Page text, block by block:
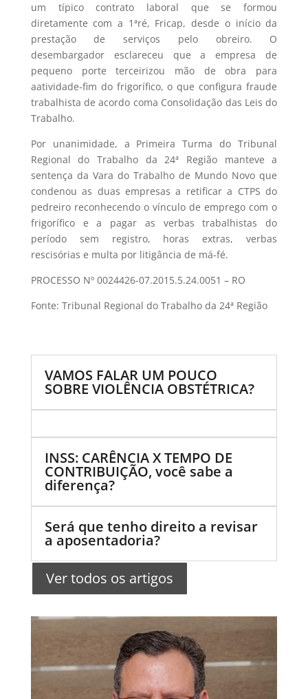
um típico contrato laboral que se formou
diretamente com a 1ªré, Fricap, desde o início da
prestação de serviços pelo obreiro. O
desembargador esclareceu que a empresa de
pequeno porte terceirizou mão de obra para
aatividade-fim do frigorífico, o que configura fraude
trabalhista de acordo coma Consolidação das Leis do
Trabalho.
Por unanimidade, a Primeira Turma do Tribunal
Regional do Trabalho da 24ª Região manteve a
sentença da Vara do Trabalho de Mundo Novo que
condenou as duas empresas a retificar a CTPS do
pedreiro reconhecendo o vínculo de emprego com o
frigorífico e a pagar as verbas trabalhistas do
período sem registro, horas extras, verbas
rescisórias e multa por litigância de má-fé.
PROCESSO Nº 0024426-07.2015.5.24.0051 – RO
Fonte: Tribunal Regional do Trabalho da 24ª Região
VAMOS FALAR UM POUCO
SOBRE VIOLÊNCIA OBSTÉTRICA?
INSS: CARÊNCIA X TEMPO DE
CONTRIBUIÇÃO, você sabe a
diferença?
Será que tenho direito a revisar
a aposentadoria?
Ver todos os artigos